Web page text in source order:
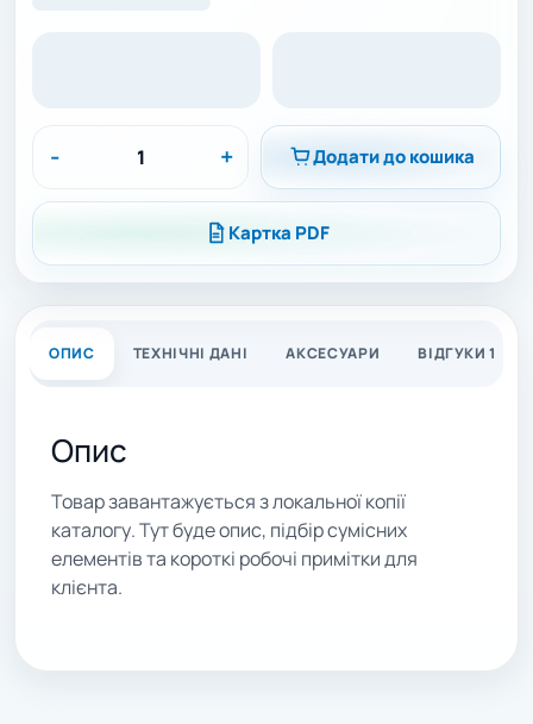
- + Додати до кошика
Картка PDF
ОПИС ТЕХНІЧНІ ДАНІ АКСЕСУАРИ ВІДГУКИ 1
Опис
Товар завантажується з локальної копії
каталогу. Тут буде опис, підбір сумісних
елементів та короткі робочі примітки для
клієнта.